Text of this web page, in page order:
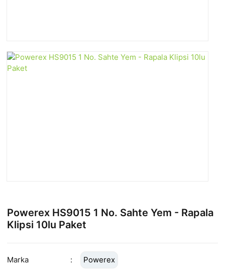
Powerex HS9015 1 No. Sahte Yem - Rapala
Klipsi 10lu Paket
Marka
Powerex